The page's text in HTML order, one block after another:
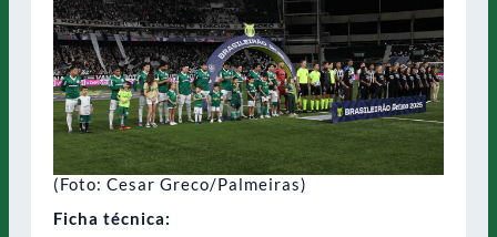
(Foto: Cesar Greco/Palmeiras)
Ficha técnica: